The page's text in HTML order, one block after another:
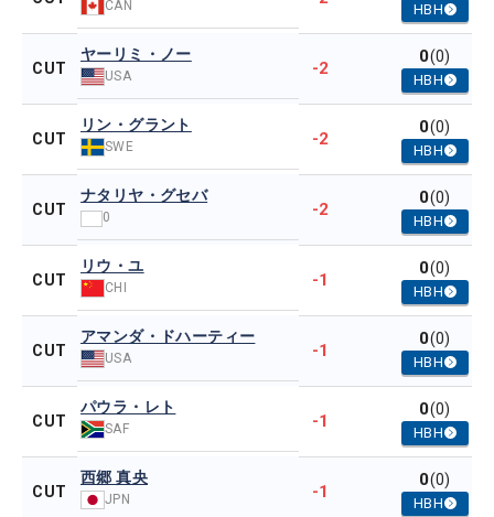
CAN HBH
CUT
ヤーリミ・ノー
USA -2
0(0)
HBH
CUT
リン・グラント
SWE -2
0(0)
HBH
CUT
ナタリヤ・グセバ
0 -2
0(0)
HBH
CUT
リウ・ユ
CHI -1
0(0)
HBH
CUT
アマンダ・ドハーティー
USA -1
0(0)
HBH
CUT
パウラ・レト
SAF -1
0(0)
HBH
CUT
西郷 真央
JPN -1
0(0)
HBH